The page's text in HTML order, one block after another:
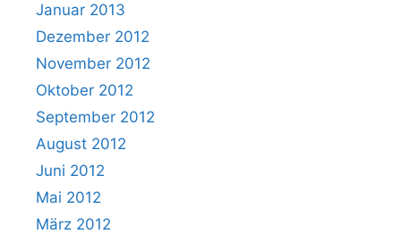
Januar 2013
Dezember 2012
November 2012
Oktober 2012
September 2012
August 2012
Juni 2012
Mai 2012
März 2012